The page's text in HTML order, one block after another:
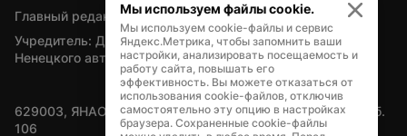
Главный редактор — А.Л. Поздеев
Учредитель: Департамент внутренней политики Ямало-
Ненецкого автономного округа
629003, ЯНАО, Салехард, мкр. Богдана Кнунянца, д.1, каб.
106
Мы используем файлы cookie.
Мы используем cookie-файлы и сервис
Яндекс.Метрика, чтобы запомнить ваши
настройки, анализировать посещаемость и
работу сайта, повышать его
эффективность. Вы можете отказаться от
использования cookie-файлов, отключив
самостоятельно эту опцию в настройках
браузера. Сохраненные cookie-файлы